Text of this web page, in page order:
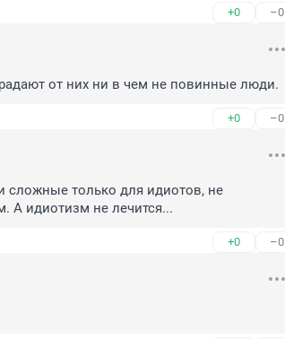
+0 –0
от них ни в чем не повинные люди.
+0 –0
сложные только для идиотов, не
А идиотизм не лечится...
+0 –0